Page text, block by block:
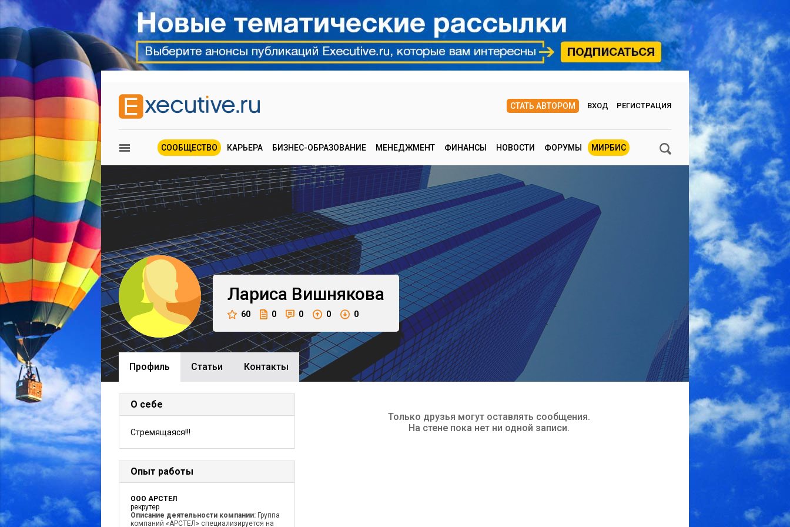
СТАТЬ АВТОРОМ ВХОД РЕГИСТРАЦИЯ
СООБЩЕСТВО КАРЬЕРА БИЗНЕС-ОБРАЗОВАНИЕ МЕНЕДЖМЕНТ ФИНАНСЫ НОВОСТИ ФОРУМЫ МИРБИС
Лариса Вишнякова
60 0 0 0 0
Профиль Cтатьи Контакты
О себе
Стремящаяся!!!
Опыт работы
ООО АРСТЕЛ
рекрутер
Описание деятельности компании: Группа
компаний «АРСТЕЛ» специализируется на
Только друзья могут оставлять сообщения.
На стене пока нет ни одной записи.